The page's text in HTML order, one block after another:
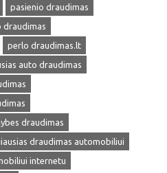
pasienio draudimas
draudimas
perlo draudimas.lt
auto draudimas
draudimas
draudimas automobiliui
internetu